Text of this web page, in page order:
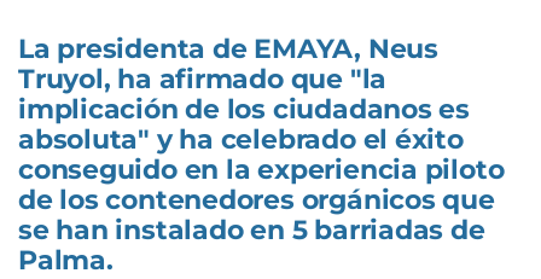
La presidenta de EMAYA, Neus
Truyol, ha afirmado que "la
implicación de los ciudadanos es
absoluta" y ha celebrado el éxito
conseguido en la experiencia piloto
de los contenedores orgánicos que
se han instalado en 5 barriadas de
Palma.